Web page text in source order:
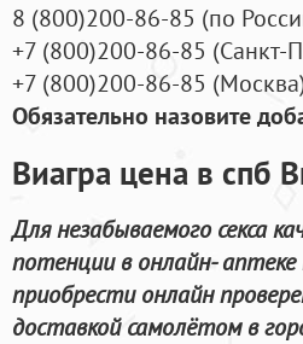
8 (800)200-86-85 (по
+7 (800)200-86-85 (Санкт-
+7 (800)200-86-85 (
Обязательно назовите
Виагра цена в спб
Для незабываемого секса
потенции в онлайн-
приобрести онлайн
доставкой самолётом в